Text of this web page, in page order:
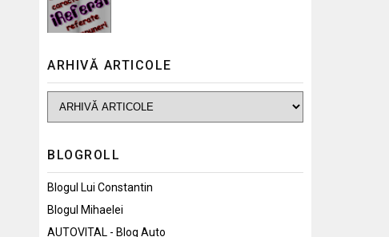
ARHIVĂ ARTICOLE
BLOGROLL
Blogul Lui Constantin
Blogul Mihaelei
AUTOVITAL - Blog Auto